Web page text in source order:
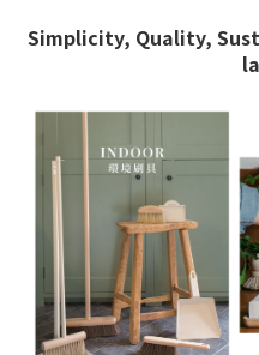
Simplicity, Quality,